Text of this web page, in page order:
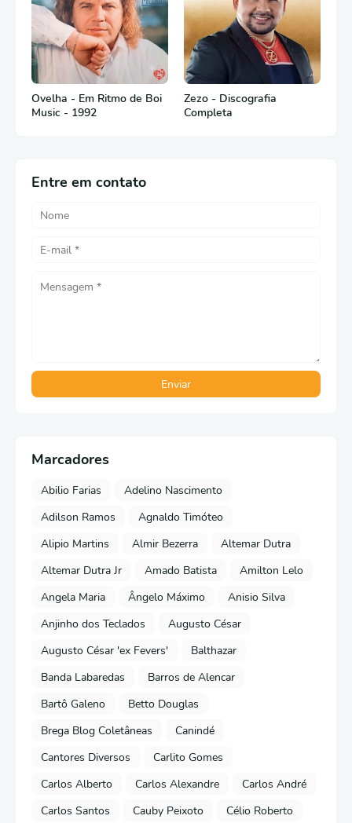
Ovelha - Em Ritmo de Boi
Music - 1992
Zezo - Discografia
Completa
Entre em contato
Marcadores
Abilio Farias
Adelino Nascimento
Adilson Ramos
Agnaldo Timóteo
Alipio Martins
Almir Bezerra
Altemar Dutra
Altemar Dutra Jr
Amado Batista
Amilton Lelo
Angela Maria
Ângelo Máximo
Anisio Silva
Anjinho dos Teclados
Augusto César
Augusto César 'ex Fevers'
Balthazar
Banda Labaredas
Barros de Alencar
Bartô Galeno
Betto Douglas
Brega Blog Coletâneas
Canindé
Cantores Diversos
Carlito Gomes
Carlos Alberto
Carlos Alexandre
Carlos André
Carlos Santos
Cauby Peixoto
Célio Roberto